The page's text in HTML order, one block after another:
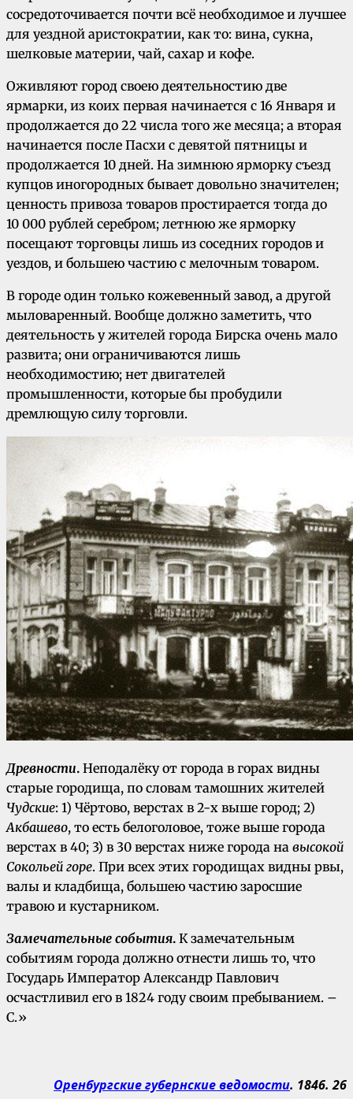
сосредоточивается почти всё необходимое и лучшее
для уездной аристократии, как то: вина, сукна,
шелковые материи, чай, сахар и кофе.
Оживляют город своею деятельностию две
ярмарки, из коих первая начинается с 16 Января и
продолжается до 22 числа того же месяца; а вторая
начинается после Пасхи с девятой пятницы и
продолжается 10 дней. На зимнюю ярморку съезд
купцов иногородных бывает довольно значителен;
ценность привоза товаров простирается тогда до
10 000 рублей серебром; летнюю же ярморку
посещают торговцы лишь из соседних городов и
уездов, и большею частию с мелочным товаром.
В городе один только кожевенный завод, а другой
мыловаренный. Вообще должно заметить, что
деятельность у жителей города Бирска очень мало
развита; они ограничиваются лишь
необходимостию; нет двигателей
промышленности, которые бы пробудили
дремлющую силу торговли.
Древности. Неподалёку от города в горах видны
старые городища, по словам тамошних жителей
Чудские: 1) Чёртово, верстах в 2-х выше город; 2)
Акбашево, то есть белоголовое, тоже выше города
верстах в 40; 3) в 30 верстах ниже города на высокой
Сокольей горе. При всех этих городищах видны рвы,
валы и кладбища, большею частию заросшие
травою и кустарником.
Замечательные события. К замечательным
событиям города должно отнести лишь то, что
Государь Император Александр Павлович
осчастливил его в 1824 году своим пребыванием. –
С.»
Оренбургские губернские ведомости. 1846. 26